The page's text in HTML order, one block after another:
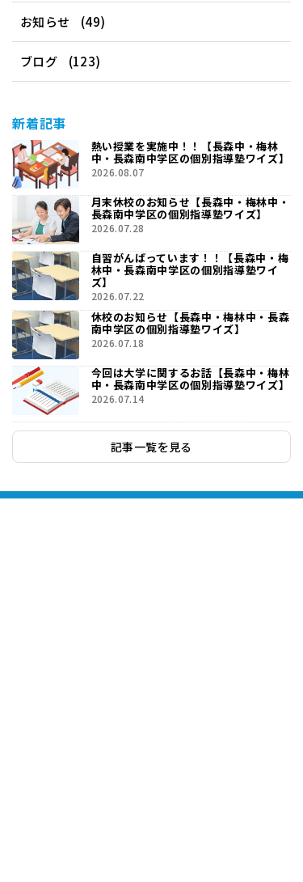
お知らせ (49)
ブログ (123)
新着記事
熱い授業を実施中！！【長森中・梅林
中・長森南中学区の個別指導塾ワイズ】
2026.08.07
月末休校のお知らせ【長森中・梅林中・
長森南中学区の個別指導塾ワイズ】
2026.07.28
自習がんばっています！！【長森中・梅
林中・長森南中学区の個別指導塾ワイ
ズ】
2026.07.22
休校のお知らせ【長森中・梅林中・長森
南中学区の個別指導塾ワイズ】
2026.07.18
今回は大学に関するお話【長森中・梅林
中・長森南中学区の個別指導塾ワイズ】
2026.07.14
記事一覧を見る